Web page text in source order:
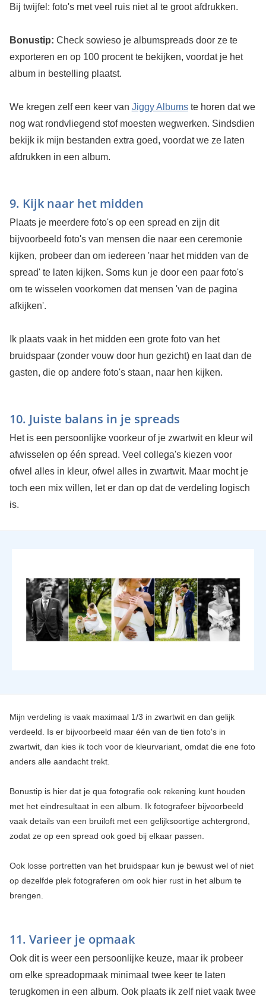
Bij twijfel: foto's met veel ruis niet al te groot afdrukken.
Bonustip: Check sowieso je albumspreads door ze te
exporteren en op 100 procent te bekijken, voordat je het
album in bestelling plaatst.
We kregen zelf een keer van Jiggy Albumste horen dat we
nog wat rondvliegend stof moesten wegwerken. Sindsdien
bekijk ik mijn bestanden extra goed, voordat we ze laten
afdrukken in een album.
9. Kijk naar het midden
Plaats je meerdere foto's op een spread en zijn dit
bijvoorbeeld foto's van mensen die naar een ceremonie
kijken, probeer dan om iedereen 'naar het midden van de
spread' te laten kijken. Soms kun je door een paar foto's
om te wisselen voorkomen dat mensen 'van de pagina
afkijken'.
Ik plaats vaak in het midden een grote foto van het
bruidspaar (zonder vouw door hun gezicht) en laat dan de
gasten, die op andere foto's staan, naar hen kijken.
10. Juiste balans in je spreads
Het is een persoonlijke voorkeur of je zwartwit en kleur wil
afwisselen op één spread. Veel collega's kiezen voor
ofwel alles in kleur, ofwel alles in zwartwit. Maar mocht je
toch een mix willen, let er dan op dat de verdeling logisch
is.
Mijn verdeling is vaak maximaal 1/3 in zwartwit en dan gelijk
verdeeld. Is er bijvoorbeeld maar één van de tien foto's in
zwartwit, dan kies ik toch voor de kleurvariant, omdat die ene foto
anders alle aandacht trekt.
Bonustip is hier dat je qua fotografie ook rekening kunt houden
met het eindresultaat in een album. Ik fotografeer bijvoorbeeld
vaak details van een bruiloft met een gelijksoortige achtergrond,
zodat ze op een spread ook goed bij elkaar passen.
Ook losse portretten van het bruidspaar kun je bewust wel of niet
op dezelfde plek fotograferen om ook hier rust in het album te
brengen.
11. Varieer je opmaak
Ook dit is weer een persoonlijke keuze, maar ik probeer
om elke spreadopmaak minimaal twee keer te laten
terugkomen in een album. Ook plaats ik zelf niet vaak twee